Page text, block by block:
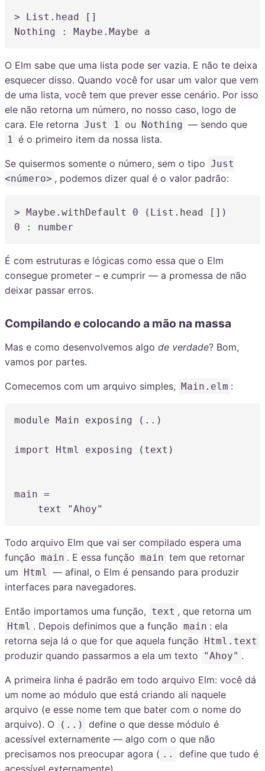
> List.head []
Nothing
: Maybe.Maybe a
O Elm sabe que uma lista pode ser vazia. E não te deixa
esquecer disso. Quando você for usar um valor que vem
de uma lista, você tem que prever esse cenário. Por isso
ele não retorna um número, no nosso caso, logo de
cara. Ele retorna Just 1 ou Nothing — sendo que
1 é o primeiro item da nossa lista.
Se quisermos somente o número, sem o tipo Just
<número> , podemos dizer qual é o valor padrão:
> Maybe.withDefault 0 ( List.head [] )
0
: number
É com estruturas e lógicas como essa que o Elm
consegue prometer – e cumprir — a promessa de não
deixar passar erros.
Compilando e colocando a mão na massa
Mas e como desenvolvemos algo de verdade? Bom,
vamos por partes.
Comecemos com um arquivo simples, Main.elm :
module Main exposing ( .. )
import Html exposing ( text )
main =
text
"Ahoy"
Todo arquivo Elm que vai ser compilado espera uma
função main . E essa função main tem que retornar
um Html — afinal, o Elm é pensando para produzir
interfaces para navegadores.
Então importamos uma função, text , que retorna um
Html . Depois definimos que a função main : ela
retorna seja lá o que for que aquela função Html.text
produzir quando passarmos a ela um texto "Ahoy" .
A primeira linha é padrão em todo arquivo Elm: você dá
um nome ao módulo que está criando ali naquele
arquivo (e esse nome tem que bater com o nome do
arquivo). O
(..)
define o que desse módulo é
acessível externamente — algo com o que não
precisamos nos preocupar agora ( ..
define que tudo é
acessível externamente).